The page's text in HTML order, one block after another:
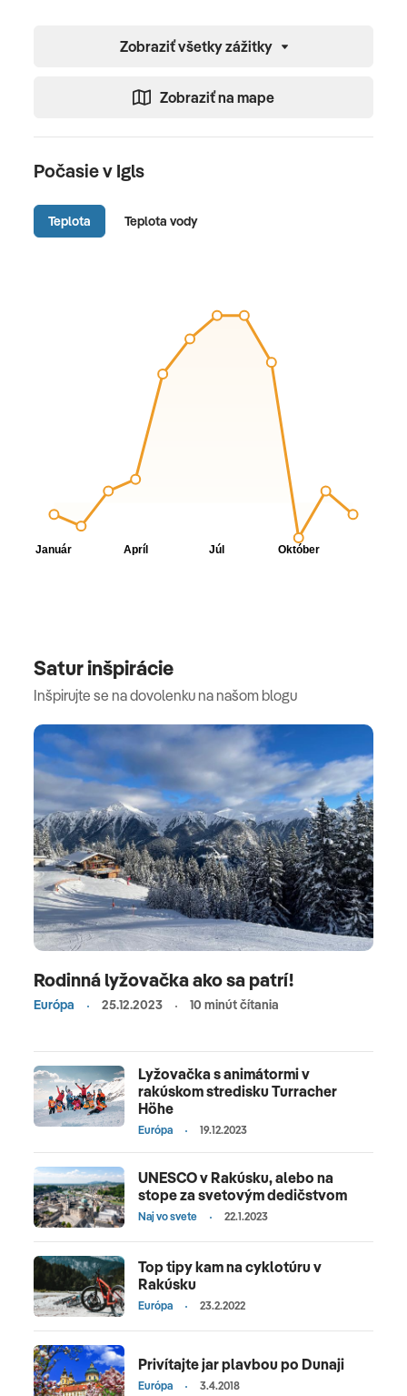
Zobraziť všetky zážitky
Zobraziť na mape
Počasie v Igls
Teplota Teplota vody
Satur inšpirácie
Inšpirujte se na dovolenku na našom blogu
Rodinná lyžovačka ako sa patrí!
Európa 25.12.2023 10 minút čítania
Lyžovačka s animátormi v
rakúskom stredisku Turracher
Höhe
Európa 19.12.2023
UNESCO v Rakúsku, alebo na
stope za svetovým dedičstvom
Naj vo svete 22.1.2023
Top tipy kam na cyklotúru v
Rakúsku
Európa 23.2.2022
Privítajte jar plavbou po Dunaji
Európa 3.4.2018